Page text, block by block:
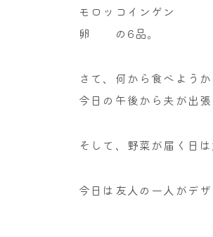
モロッコインゲン
卵 の6品。
さて、何から食べようか
今日の午後から夫が出
そして、野菜が届く日
今日は友人の一人がデ